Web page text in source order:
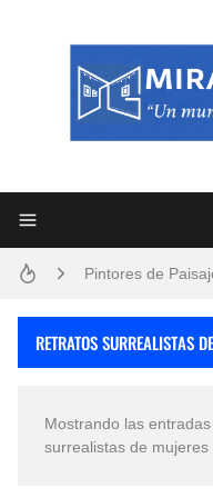
Pintores de
RETRATOS SURREALISTAS
Mostrando las
surrealistas de mujeres